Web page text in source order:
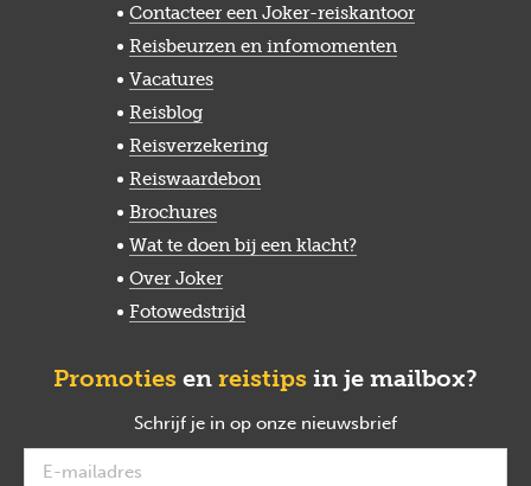
Contacteer een Joker-reiskantoor
Reisbeurzen en infomomenten
Vacatures
Reisblog
Reisverzekering
Reiswaardebon
Brochures
Wat te doen bij een klacht?
Over Joker
Fotowedstrijd
Promoties en reistips in je mailbox?
Schrijf je in op onze nieuwsbrief